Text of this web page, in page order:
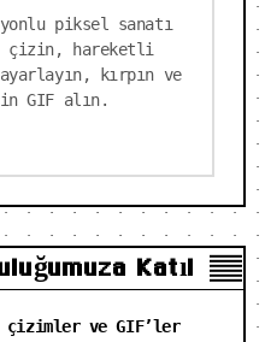
piksel sanatı
çizin, hareketli
kırpın ve
GIF alın.
Katıl
ve GIF’ler